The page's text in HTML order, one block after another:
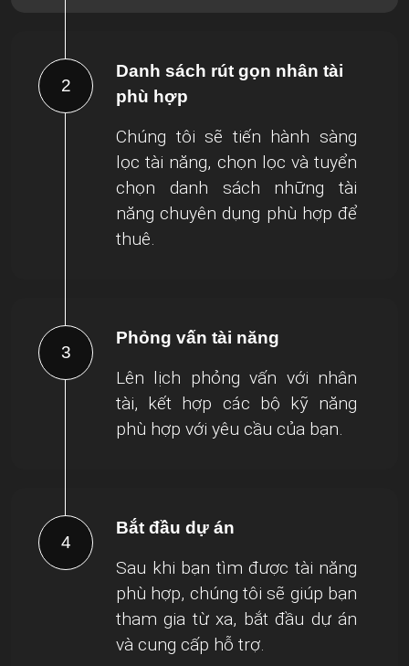
2
Danh sách rút gọn nhân tài
phù hợp
Chúng tôi sẽ tiến hành sàng
lọc tài năng, chọn lọc và tuyển
chọn danh sách những tài
năng chuyên dụng phù hợp để
thuê.
3
Phỏng vấn tài năng
Lên lịch phỏng vấn với nhân
tài, kết hợp các bộ kỹ năng
phù hợp với yêu cầu của bạn.
4
Bắt đầu dự án
Sau khi bạn tìm được tài năng
phù hợp, chúng tôi sẽ giúp bạn
tham gia từ xa, bắt đầu dự án
và cung cấp hỗ trợ.